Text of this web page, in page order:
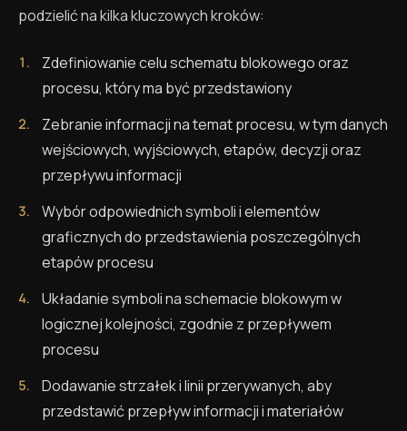
podzielić na kilka kluczowych kroków:
Zdefiniowanie celu schematu blokowego oraz
procesu, który ma być przedstawiony
Zebranie informacji na temat procesu, w tym danych
wejściowych, wyjściowych, etapów, decyzji oraz
przepływu informacji
Wybór odpowiednich symboli i elementów
graficznych do przedstawienia poszczególnych
etapów procesu
Układanie symboli na schemacie blokowym w
logicznej kolejności, zgodnie z przepływem
procesu
Dodawanie strzałek i linii przerywanych, aby
przedstawić przepływ informacji i materiałów